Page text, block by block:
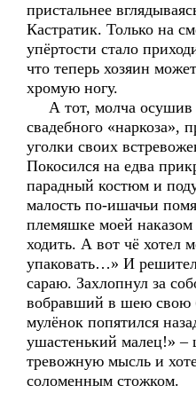
пристальнее
Кастратик. Только на
упёртости стало
что теперь хозяин
хромую ногу.
А тот, молча осушив
свадебного «наркоза»,
уголки своих
Покосился на едва
парадный костюм и
малость по-ишачьи
племяшке моей
ходить. А вот чё хотел
упаковать…» И
сараю. Захлопнул за
вобравший в шею свою
мулёнок попятился
ушастенький малец!»
тревожную мысль и
соломенным стожком.